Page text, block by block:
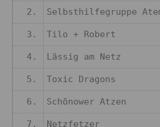
2. Selbsthilfegruppe
3. Tilo + Robert
4. Lässig am Netz
5. Toxic Dragons
6. Schönower Atzen
7. Netzfetzer